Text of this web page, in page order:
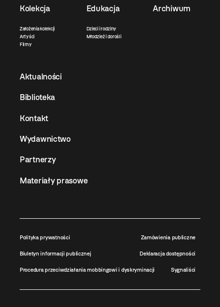
Kolekcja
Założenia kolekcji
Artyści
Filmy
Edukacja
Dzieci i rodziny
Młodzież i dorośli
Archiwum
Aktualności
Biblioteka
Kontakt
Wydawnictwo
Partnerzy
Materiały prasowe
Polityka prywatności Zamówienia publiczne
Biuletyn informacji publicznej Deklaracja dostępności
Procedura przeciwdziałania mobbingowi i dyskryminacji Sygnaliści